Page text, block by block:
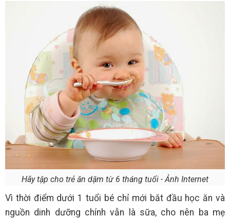
Hãy tập cho trẻ ăn dặm từ 6 tháng tuổi - Ảnh Internet
Vì thời điểm dưới 1 tuổi bé chỉ mới bắt đầu học ăn và
nguồn dinh dưỡng chính vẫn là sữa, cho nên ba mẹ